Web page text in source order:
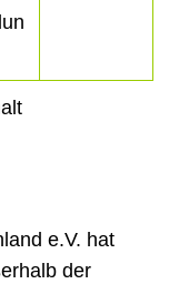
e.V. hat
der